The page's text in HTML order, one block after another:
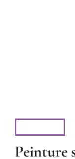
Peinture